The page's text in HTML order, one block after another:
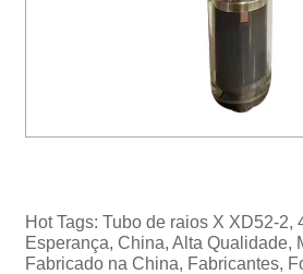
Hot Tags: Tubo de raios X XD52-2,
Esperança, China, Alta Qualidade,
Fabricado na China, Fabricantes,